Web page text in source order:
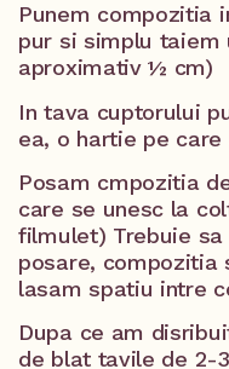
Punem compozitia
pur si simplu taiem
aproximativ ½ cm)
In tava cuptorului
ea, o hartie pe
Posam cmpozitia
care se unesc la
filmulet) Trebuie sa
posare, compozitia
lasam spatiu intre
Dupa ce am
de blat tavile de 2-